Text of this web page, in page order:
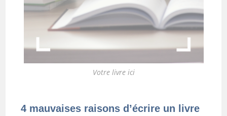
Votre livre ici
4 mauvaises raisons d’écrire un livre